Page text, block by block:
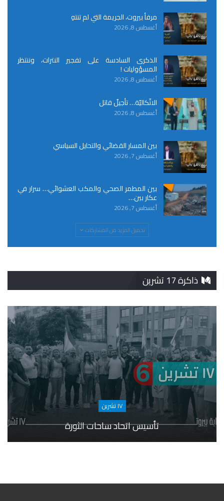
مرفأ بيروت، الجريمة التي لم تنتهِ
أغسطس 8, 2026
الذكرى السادسة على تفجير النترات، وننتظر
المسؤوليات !
أغسطس 8, 2026
الاتّكاليّة… تأجيلٌ قاتل
أغسطس 8, 2026
بين المسار القضائي والتحايل السياسي
أغسطس 7, 2026
بين المطمر الصحي والمكب العشوائي… سرار في
عكار بين…
أغسطس 7, 2026
تحميل المزيد من المشاركات
ذاكرة 17 تشرين
١٧ تشرين
تأسيس اتحاد ساحات الثورة